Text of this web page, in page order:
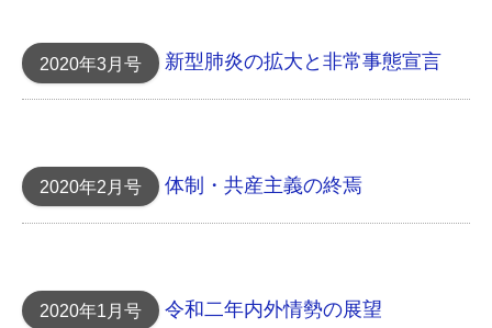
2020年3月号 新型肺炎の拡大と非常事態宣言
2020年2月号 体制・共産主義の終焉
2020年1月号 令和二年内外情勢の展望